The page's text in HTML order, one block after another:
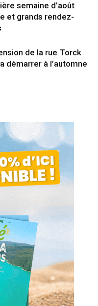
semaine d’août
et grands rendez-
de la rue Torck
démarrer à l’automne